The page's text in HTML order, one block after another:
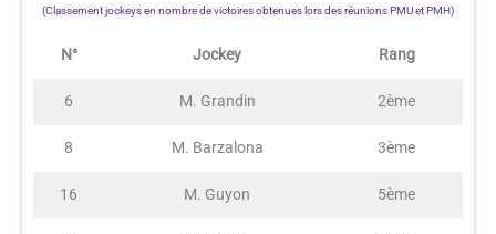
(Classement jockeys en nombre de victoires obtenues lors des réunions PMU et PMH)
N° Jockey Rang
6 M. Grandin 2ème
8 M. Barzalona 3ème
16 M. Guyon 5ème